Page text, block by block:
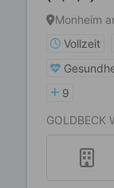
Monheim
Vollzeit
9
GOLDBECK